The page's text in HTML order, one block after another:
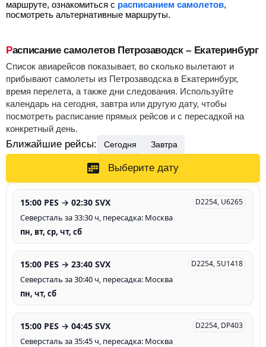
маршруте, ознакомиться с расписанием самолетов,
посмотреть альтернативные маршруты.
Расписание самолетов Петрозаводск – Екатеринбург
Список авиарейсов показывает, во сколько вылетают и
прибывают самолеты из Петрозаводска в Екатеринбург,
время перелета, а также дни следования. Используйте
календарь на сегодня, завтра или другую дату, чтобы
посмотреть расписание прямых рейсов и с пересадкой на
конкретный день.
Ближайшие рейсы: Сегодня Завтра
Выберите дату
15:00 PES → 02:30 SVX D2254, U6265
Северсталь за 33:30 ч, пересадка: Москва
пн, вт, ср, чт, сб
15:00 PES → 23:40 SVX D2254, SU1418
Северсталь за 30:40 ч, пересадка: Москва
пн, чт, сб
15:00 PES → 04:45 SVX D2254, DP403
Северсталь за 35:45 ч, пересадка: Москва